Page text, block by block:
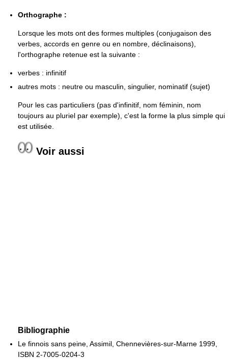
Orthographe :
Lorsque les mots ont des formes multiples (conjugaison des
verbes, accords en genre ou en nombre, déclinaisons),
l'orthographe retenue est la suivante :
verbes : infinitif
autres mots : neutre ou masculin, singulier, nominatif (sujet)
Pour les cas particuliers (pas d'infinitif, nom féminin, nom
toujours au pluriel par exemple), c'est la forme la plus simple qui
est utilisée.
Voir aussi
Bibliographie
Le finnois sans peine, Assimil, Chennevières-sur-Marne 1999,
ISBN 2-7005-0204-3